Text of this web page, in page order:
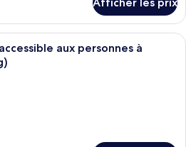
Une chambre d’hôtel avec deux lits,
aux personnes à